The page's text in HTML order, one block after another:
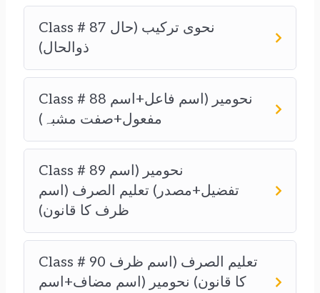
Class # 87 نحوی ترکیب (حال
ذوالحال)
Class # 88 نحومیر (اسم فاعل+اسم
مفعول+صفت مشبہ)
Class # 89 نحومیر (اسم
تفضیل+مصدر) تعلیم الصرف (اسم
ظرف کا قانون)
Class # 90 تعلیم الصرف (اسم ظرف
کا قانون) نحومیر (اسم مضاف+اسم